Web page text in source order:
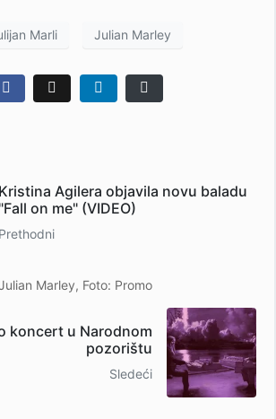
Marli Julian Marley
Kristina Agilera objavila novu baladu
"Fall on me" (VIDEO)
Prethodni
Marley, Foto: Promo
koncert u Narodnom
pozorištu
Sledeći